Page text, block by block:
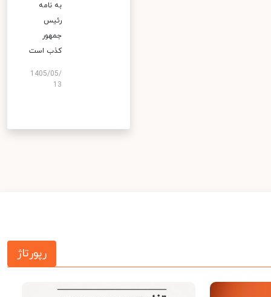
به نامه
رئیس
جمهور
کذب است
1405/05/
13
رپورتاژ